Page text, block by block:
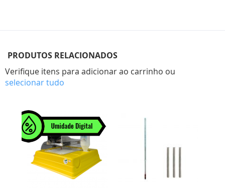
PRODUTOS RELACIONADOS
Verifique itens para adicionar ao carrinho ou
selecionar tudo